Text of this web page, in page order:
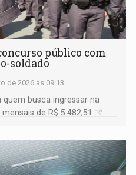
público com
soldado
de 2026 às 09:13
busca ingressar na
de R$ 5.482,51